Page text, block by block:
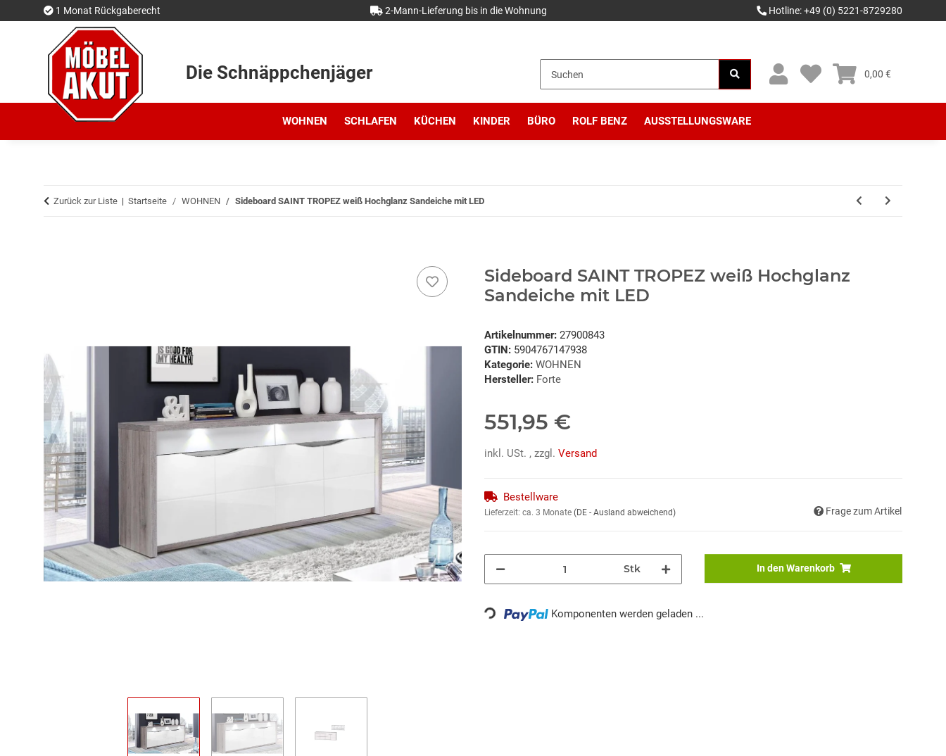
1 Monat Rückgaberecht 2-Mann-Lieferung bis in die Wohnung Hotline: +49 (0) 5221-8729280
Die Schnäppchenjäger 0,00 €
WOHNEN SCHLAFEN KÜCHEN KINDER BÜRO ROLF BENZ AUSSTELLUNGSWARE
Zurück zur Liste Startseite WOHNEN Sideboard SAINT TROPEZ weiß Hochglanz Sandeiche mit LED
Sideboard SAINT TROPEZ weiß Hochglanz
Sandeiche mit LED
Artikelnummer: 27900843
GTIN: 5904767147938
Kategorie: WOHNEN
Hersteller: Forte
551,95 €
inkl. USt. , zzgl. Versand
Bestellware
Lieferzeit: ca. 3 Monate (DE - Ausland abweichend) Frage zum Artikel
Stk In den Warenkorb
Loading... Komponenten werden geladen ...